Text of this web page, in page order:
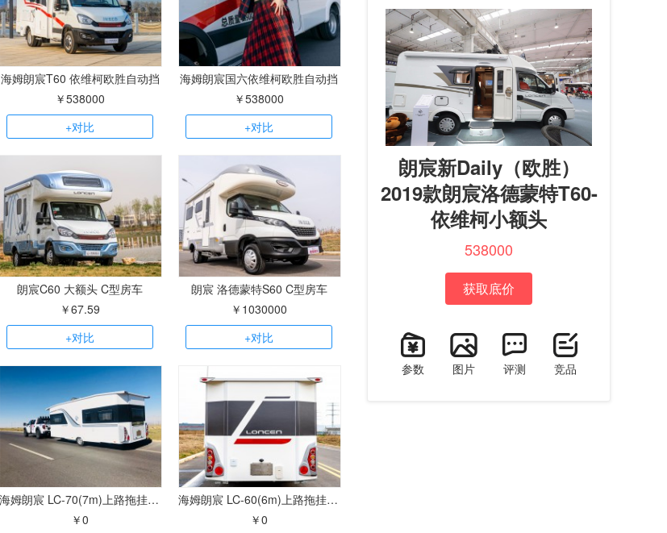
海姆朗宸T60 依维柯欧胜自动挡
￥538000
+对比
海姆朗宸国六依维柯欧胜自动挡
￥538000
+对比
朗宸C60 大额头 C型房车
￥67.59
+对比
朗宸 洛德蒙特S60 C型房车
￥1030000
+对比
海姆朗宸 LC-70(7m)上路拖挂房车
￥0
海姆朗宸 LC-60(6m)上路拖挂房车
￥0
朗宸新Daily（欧胜）
2019款朗宸洛德蒙特T60-
依维柯小额头
538000
获取底价
参数 图片 评测 竞品